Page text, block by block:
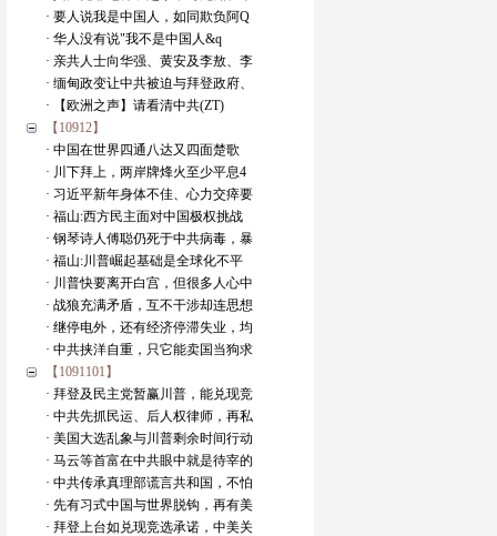
· 要人说我是中国人，如同欺负阿Q
· 华人没有说"我不是中国人&q
· 亲共人士向华强、黄安及李敖、李
· 缅甸政变让中共被迫与拜登政府、
· 【欧洲之声】请看清中共(ZT)
【10912】
· 中国在世界四通八达又四面楚歌
· 川下拜上，两岸牌烽火至少平息4
· 习近平新年身体不佳、心力交瘁要
· 福山:西方民主面对中国极权挑战
· 钢琴诗人傅聪仍死于中共病毒，暴
· 福山:川普崛起基础是全球化不平
· 川普快要离开白宫，但很多人心中
· 战狼充满矛盾，互不干涉却连思想
· 继停电外，还有经济停滞失业，均
· 中共挟洋自重，只它能卖国当狗求
【1091101】
· 拜登及民主党暂赢川普，能兑现竞
· 中共先抓民运、后人权律师，再私
· 美国大选乱象与川普剩余时间行动
· 马云等首富在中共眼中就是待宰的
· 中共传承真理部谎言共和国，不怕
· 先有习式中国与世界脱钩，再有美
· 拜登上台如兑现竞选承诺，中美关